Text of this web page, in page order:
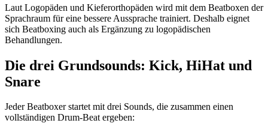
Laut Logopäden und Kieferorthopäden wird mit dem Beatboxen der
Sprachraum für eine bessere Aussprache trainiert. Deshalb eignet
sich Beatboxing auch als Ergänzung zu logopädischen
Behandlungen.
Die drei Grundsounds: Kick, HiHat und
Snare
Jeder Beatboxer startet mit drei Sounds, die zusammen einen
vollständigen Drum-Beat ergeben: